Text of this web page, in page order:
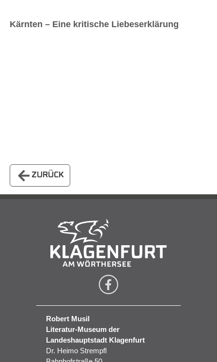
Kärnten – Eine kritische Liebeserklärung
ZURÜCK
Robert Musil
Literatur-Museum der
Landeshauptstadt Klagenfurt
Dr. Heimo Strempfl